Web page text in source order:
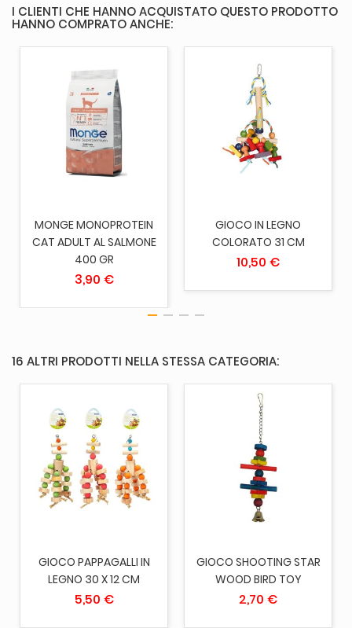
I CLIENTI CHE HANNO ACQUISTATO QUESTO PRODOTTO
HANNO COMPRATO ANCHE:
MONGE MONOPROTEIN
CAT ADULT AL SALMONE
400 GR
3,90 €
GIOCO IN LEGNO
COLORATO 31 CM
10,50 €
16 ALTRI PRODOTTI NELLA STESSA CATEGORIA:
GIOCO PAPPAGALLI IN
LEGNO 30 X 12 CM
5,50 €
GIOCO SHOOTING STAR
WOOD BIRD TOY
2,70 €